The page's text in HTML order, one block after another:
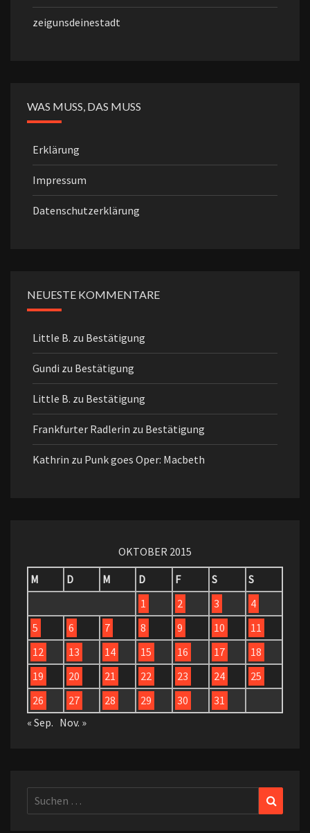
zeigunsdeinestadt
WAS MUSS, DAS MUSS
Erklärung
Impressum
Datenschutzerklärung
NEUESTE KOMMENTARE
Little B. zu Bestätigung
Gundi zu Bestätigung
Little B. zu Bestätigung
Frankfurter Radlerin zu Bestätigung
Kathrin zu Punk goes Oper: Macbeth
OKTOBER 2015
M
D M D F S
S
1
2 3
4
5
6 7 8 9 10
11
12
13 14 15 16 17
18
19
20 21 22 23 24
25
26
27 28 29 30
31
« Sep. Nov. »
Suchen
nach: